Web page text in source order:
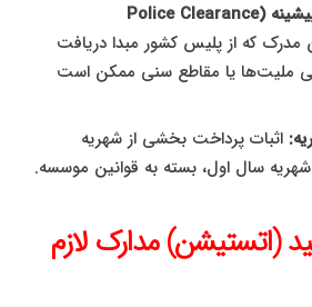
گواهی عدم سوء پیشینه (Police Clearance
مدرک که از پلیس کشور مبدا دریافت
ملیت‌ها یا مقاطع سنی ممکن است
اثبات پرداخت بخشی از شهریه
(اتستیشن) مدارک لازم